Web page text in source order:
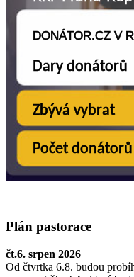
Plán pastorace
čt.6. srpen 2026
Od čtvrtka 6.8. budou